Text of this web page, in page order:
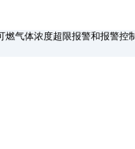
气体浓度超限报警和报警控